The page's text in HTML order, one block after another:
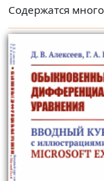
Содержатся